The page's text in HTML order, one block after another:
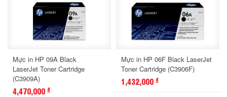
Mực in HP 09A Black
LaserJet Toner Cartridge
(C3909A)
4,470,000 đ
Mực in HP 06F Black LaserJet
Toner Cartridge (C3906F)
1,432,000 đ